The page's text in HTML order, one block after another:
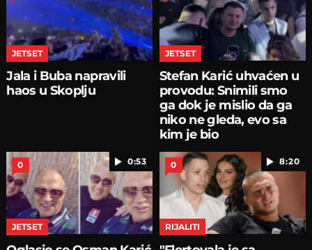
JETSET
Jala i Buba napravili
haos u Skoplju
JETSET
Stefan Karić uhvaćen u
provodu: Snimili smo
ga dok je mislio da ga
niko ne gleda, evo sa
kim je bio
0:53
0
JETSET
8:20
0
RIJALITI